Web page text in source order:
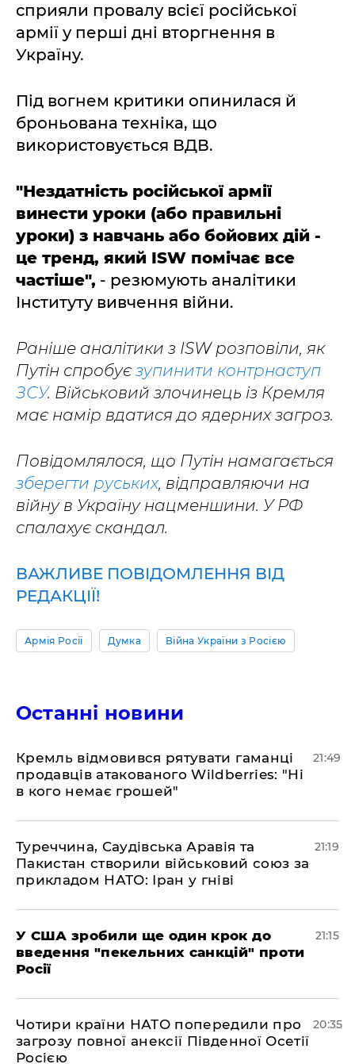
сприяли провалу всієї російської
армії у перші дні вторгнення в
Україну.
Під вогнем критики опинилася й
броньована техніка, що
використовується ВДВ.
"Нездатність російської армії
винести уроки (або правильні
уроки) з навчань або бойових дій -
це тренд, який ISW помічає все
частіше", - резюмують аналітики
Інституту вивчення війни.
Раніше аналітики з ISW розповіли, як
Путін спробуєзупинити контрнаступ
ЗСУ. Військовий злочинець із Кремля
має намір вдатися до ядерних загроз.
Повідомлялося, що Путін намагається
зберегти руських, відправляючи на
війну в Україну нацменшини. У РФ
спалахує скандал.
ВАЖЛИВЕ ПОВІДОМЛЕННЯ ВІД
РЕДАКЦІЇ!
Армія Росії Думка Війна України з Росією
Останні новини
​Кремль відмовився рятувати гаманці
продавців атакованого Wildberries: "Ні
в кого немає грошей"
21:49
​Туреччина, Саудівська Аравія та
Пакистан створили військовий союз за
прикладом НАТО: Іран у гніві
21:19
​У США зробили ще один крок до
введення "пекельних санкцій" проти
Росії
21:15
​Чотири країни НАТО попередили про
загрозу повної анексії Південної Осетії
Росією
20:35